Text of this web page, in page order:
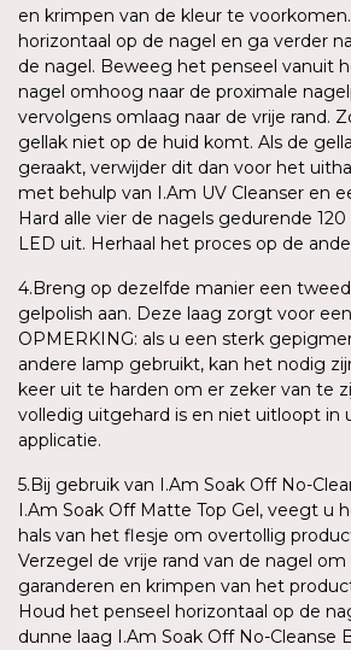
en krimpen van de kleur te
horizontaal op de nagel en ga verder
de nagel. Beweeg het penseel vanuit
nagel omhoog naar de proximale
vervolgens omlaag naar de vrije rand.
gellak niet op de huid komt. Als de
geraakt, verwijder dit dan voor het
met behulp van I.Am UV Cleanser en
Hard alle vier de nagels gedurende 120
LED uit. Herhaal het proces op de
4.Breng op dezelfde manier een
gelpolish aan. Deze laag zorgt voor
OPMERKING: als u een sterk
andere lamp gebruikt, kan het nodig
keer uit te harden om er zeker van te
volledig uitgehard is en niet uitloopt in
applicatie.
5.Bij gebruik van I.Am Soak Off No-
I.Am Soak Off Matte Top Gel, veegt u
hals van het flesje om overtollig
Verzegel de vrije rand van de nagel
garanderen en krimpen van het
Houd het penseel horizontaal op de
dunne laag I.Am Soak Off No-Cleanse